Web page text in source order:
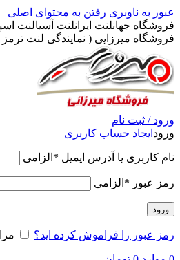
عبور به ناوبری رفتن به محتوای اصلی
فروشگاه جهانلنت ایرانلنت آسیالنت
فروشگاه میرزایی ( نمایندگی لنت
ورود / ثبت نام
ورود ایجاد حساب کاربری
نام کاربری یا آدرس ایمیل * الزامی
رمز عبور * الزامی
ورود
رمز عبور را فراموش کرده اید؟